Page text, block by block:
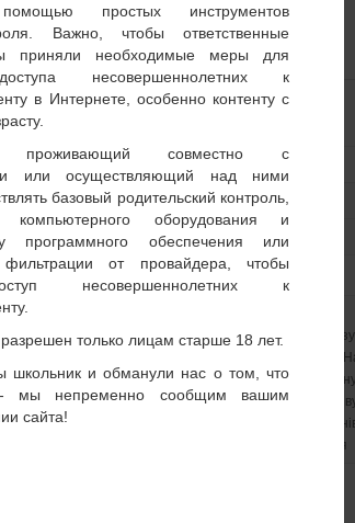
простых инструментов
Важно, чтобы ответственные
приняли необходимые меры для
несовершеннолетних к
в Интернете, особенно контенту с
проживающий совместно с
или осуществляющий над ними
базовый родительский контроль,
компьютерного оборудования и
программного обеспечения или
от провайдера, чтобы
несовершеннолетних к
только лицам старше 18 лет.
школьник и обманули нас о том, что
мы непременно сообщим вашим
сайта!
45 лет
пара: 178/79 та 168/64.
реальну сімейну пару для романтичних, ніжних
подорожувати та відпочинки в готелях Спа.
на каву чи відеозвінок у четверох, а потім —
цікаво: довгі листування, віртуали, САМОТНІ чоловіки,
Блокуємо тих, хто не відповідає нам на протязі 2-3
якщо пара з іншого міста нам дуже сподобалася